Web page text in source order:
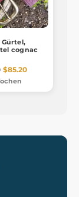
Gürtel,
cognac
$85.20